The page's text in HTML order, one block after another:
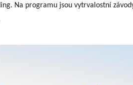
Na programu jsou vytrvalostní